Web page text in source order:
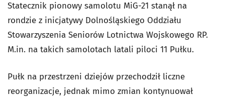
Statecznik pionowy samolotu MiG-21 stanął na
rondzie z inicjatywy Dolnośląskiego Oddziału
Stowarzyszenia Seniorów Lotnictwa Wojskowego RP.
M.in. na takich samolotach latali piloci 11 Pułku.
Pułk na przestrzeni dziejów przechodził liczne
reorganizacje, jednak mimo zmian kontynuował